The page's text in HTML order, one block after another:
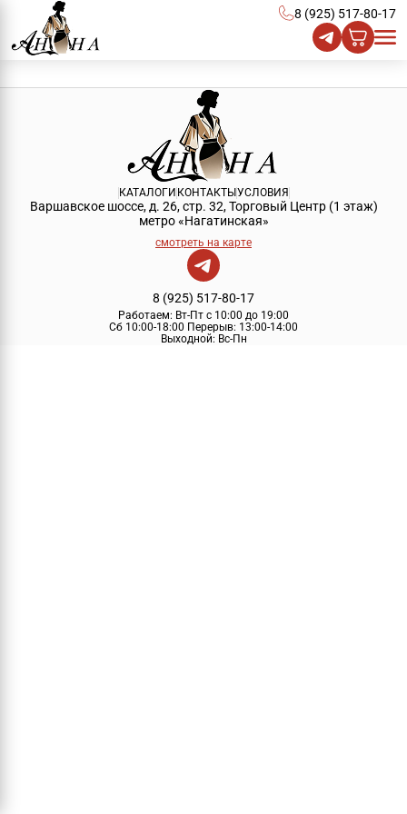
8 (925) 517-80-17
КАТАЛОГИ КОНТАКТЫУСЛОВИЯ
Варшавское шоссе, д. 26, стр. 32, Торговый Центр (1 этаж)
метро «Нагатинская»
смотреть на карте
8 (925) 517-80-17
Работаем: Вт-Пт с 10:00 до 19:00
Сб 10:00-18:00 Перерыв: 13:00-14:00
Выходной: Вс-Пн